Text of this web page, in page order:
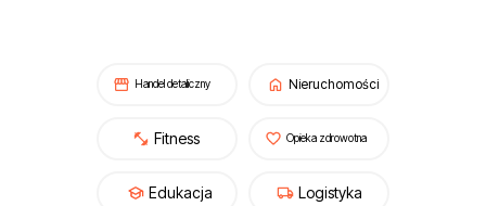
Handel detaliczny Nieruchomości
Fitness Opieka zdrowotna
Edukacja Logistyka